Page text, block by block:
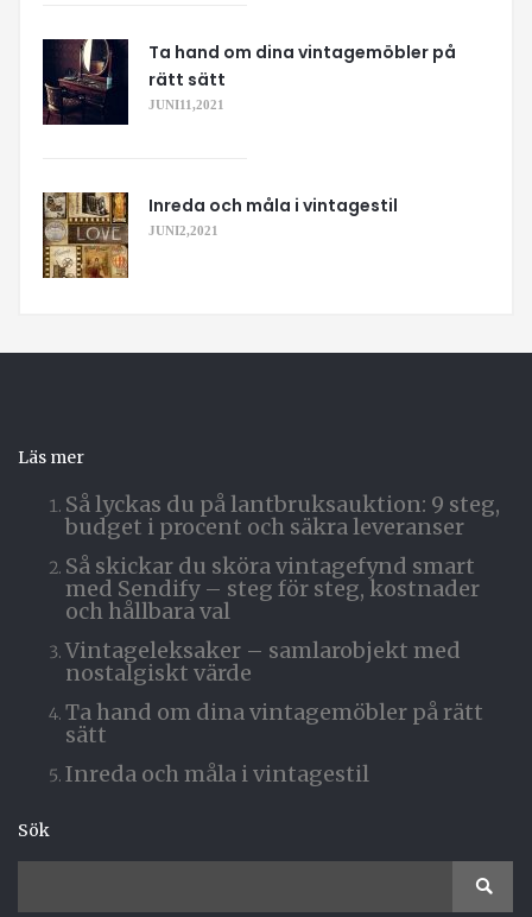
Ta hand om dina vintagemöbler på
rätt sätt
JUNI 11, 2021
Inreda och måla i vintagestil
JUNI 2, 2021
Läs mer
Så lyckas du på lantbruksauktion: 9 steg,
budget i procent och säkra leveranser
Så skickar du sköra vintagefynd smart
med Sendify – steg för steg, kostnader
och hållbara val
Vintageleksaker – samlarobjekt med
nostalgiskt värde
Ta hand om dina vintagemöbler på rätt
sätt
Inreda och måla i vintagestil
Sök